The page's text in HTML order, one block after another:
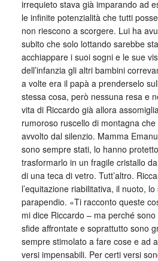
irrequieto stava già imparando ad
le infinite potenzialità che tutti
non riescono a scorgere. Lui ha
subito che solo lottando sarebbe
acchiappare i suoi sogni e le sue
dell’infanzia gli altri bambini
a volte era il papà a prenderselo
stessa cosa, però nessuna resa e
vita di Riccardo già allora
rumoroso ruscello di montagna
avvolto dal silenzio. Mamma
sono sempre stati, lo hanno
trasformarlo in un fragile cristallo
di una teca di vetro. Tutt’altro.
l’equitazione riabilitativa, il nuoto,
parapendio. «Ti racconto queste
mi dice Riccardo – ma perché
sfide affrontate e soprattutto sono
sempre stimolato a fare cose e ad
versi impensabili. Per certi versi